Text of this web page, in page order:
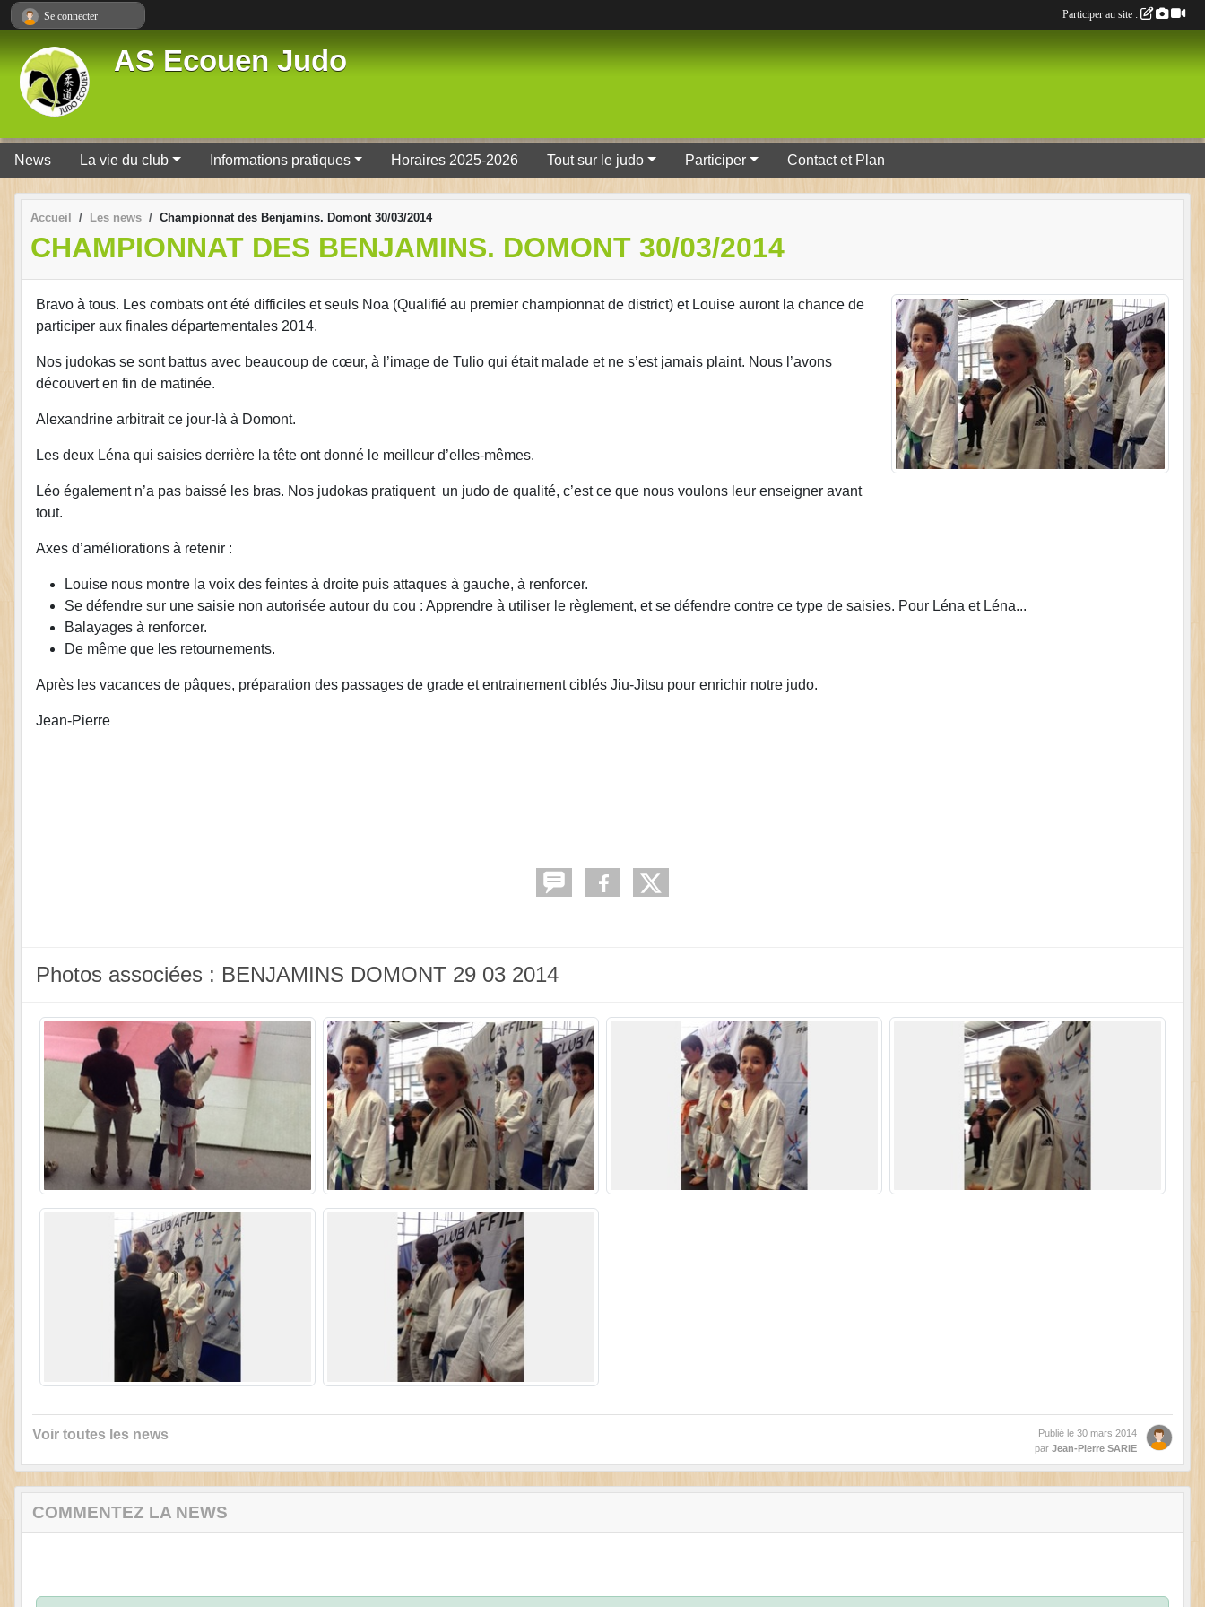
AS Ecouen Judo
News La vie du club Informations pratiques Horaires 2025-2026 Tout sur le judo Participer Contact et Plan
Accueil Les news Championnat des Benjamins. Domont 30/03/2014
CHAMPIONNAT DES BENJAMINS. DOMONT 30/03/2014
Bravo à tous. Les combats ont été difficiles et seuls Noa (Qualifié au premier championnat de district) et Louise auront la chance de
participer aux finales départementales 2014.
Nos judokas se sont battus avec beaucoup de cœur, à l’image de Tulio qui était malade et ne s’est jamais plaint. Nous l’avons
découvert en fin de matinée.
Alexandrine arbitrait ce jour-là à Domont.
Les deux Léna qui saisies derrière la tête ont donné le meilleur d’elles-mêmes.
Léo également n’a pas baissé les bras. Nos judokas pratiquent un judo de qualité, c’est ce que nous voulons leur enseigner avant
tout.
Axes d’améliorations à retenir :
Louise nous montre la voix des feintes à droite puis attaques à gauche, à renforcer.
Se défendre sur une saisie non autorisée autour du cou : Apprendre à utiliser le règlement, et se défendre contre ce type de saisies. Pour Léna et Léna...
Balayages à renforcer.
De même que les retournements.
Après les vacances de pâques, préparation des passages de grade et entrainement ciblés Jiu-Jitsu pour enrichir notre judo.
Jean-Pierre
Photos associées : BENJAMINS DOMONT 29 03 2014
Voir toutes les news Publié le 30 mars 2014
par Jean-Pierre SARIE
COMMENTEZ LA NEWS
Se connecter Participer au site :
Panneau de gestion des cookies